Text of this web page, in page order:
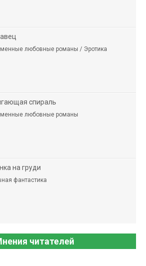
любовные романы / Эротика
спираль
любовные романы
на груди
фантастика
читателей